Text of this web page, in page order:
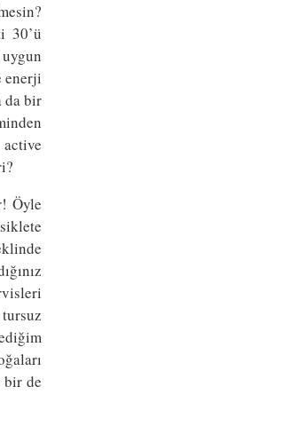
30’ü
enerji
da bir
active
Öyle
bir de